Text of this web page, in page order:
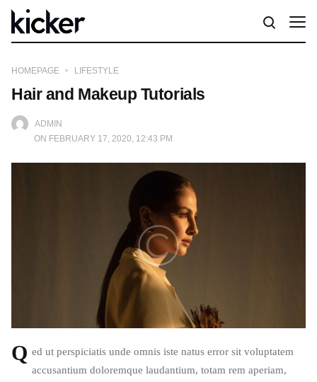
HOMEPAGE LIFESTYLE
ADMIN
ON FEBRUARY 17, 2020, 12:43 PM
Hair and Makeup Tutorials
Q ed ut perspiciatis unde omnis iste natus error sit voluptatem
accusantium doloremque laudantium, totam rem aperiam,